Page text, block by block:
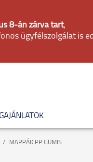
8-án zárva tart,
ügyfélszolgálat is
MAPPÁK PP GUMIS